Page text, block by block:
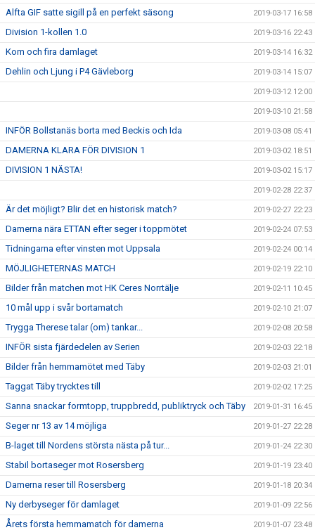
Alfta GIF satte sigill på en perfekt säsong 2019-03-17 16:58
Division 1-kollen 1.0 2019-03-16 22:43
Kom och fira damlaget 2019-03-14 16:32
Dehlin och Ljung i P4 Gävleborg 2019-03-14 15:07
2019-03-12 12:00
2019-03-10 21:58
INFÖR Bollstanäs borta med Beckis och Ida 2019-03-08 05:41
DAMERNA KLARA FÖR DIVISION 1 2019-03-02 18:51
DIVISION 1 NÄSTA! 2019-03-02 15:17
2019-02-28 22:37
Är det möjligt? Blir det en historisk match? 2019-02-27 22:23
Damerna nära ETTAN efter seger i toppmötet 2019-02-24 07:53
Tidningarna efter vinsten mot Uppsala 2019-02-24 00:14
MÖJLIGHETERNAS MATCH 2019-02-19 22:10
Bilder från matchen mot HK Ceres Norrtälje 2019-02-11 10:45
10 mål upp i svår bortamatch 2019-02-10 21:07
Trygga Therese talar (om) tankar... 2019-02-08 20:58
INFÖR sista fjärdedelen av Serien 2019-02-03 22:18
Bilder från hemmamötet med Täby 2019-02-03 21:01
Taggat Täby trycktes till 2019-02-02 17:25
Sanna snackar formtopp, truppbredd, publiktryck och Täby 2019-01-31 16:45
Seger nr 13 av 14 möjliga 2019-01-27 22:28
B-laget till Nordens största nästa på tur... 2019-01-24 22:30
Stabil bortaseger mot Rosersberg 2019-01-19 23:40
Damerna reser till Rosersberg 2019-01-18 20:34
Ny derbyseger för damlaget 2019-01-09 22:56
Årets första hemmamatch för damerna 2019-01-07 23:48